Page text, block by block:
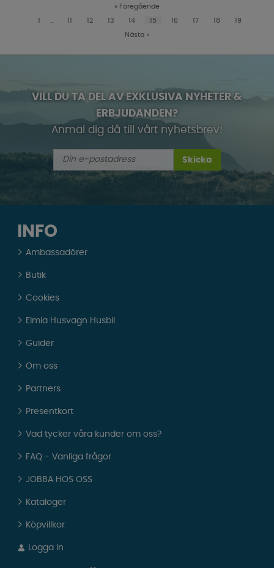
« Föregående
1 11 12 13 14 15 16 17 18 19
Nästa »
VILL DU TA DEL AV EXKLUSIVA NYHETER &
ERBJUDANDEN?
Anmäl dig då till vårt nyhetsbrev!
Skicka
INFO
Ambassadörer
Butik
Cookies
Elmia Husvagn Husbil
Guider
Om oss
Partners
Presentkort
Vad tycker våra kunder om oss?
FAQ - Vanliga frågor
JOBBA HOS OSS
Kataloger
Köpvillkor
Logga in